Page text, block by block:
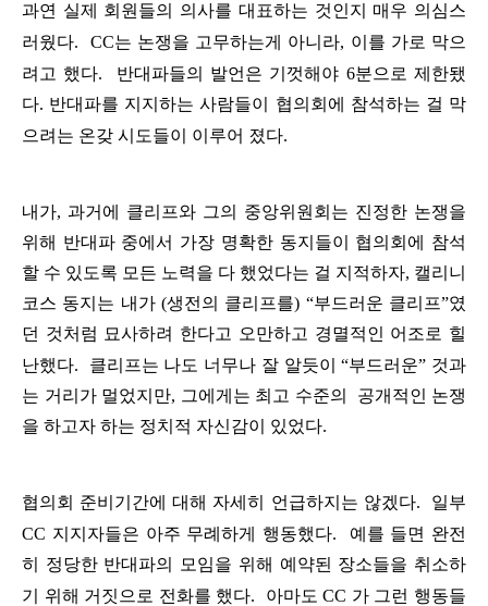
과연 실제 회원들의 의사를 대표하는 것인지 매우 의심스
러웠다. CC는 논쟁을 고무하는게 아니라, 이를 가로 막으
려고 했다. 반대파들의 발언은 기껏해야 6분으로 제한됐
다. 반대파를 지지하는 사람들이 협의회에 참석하는 걸 막
으려는 온갖 시도들이 이루어 졌다.
내가, 과거에 클리프와 그의 중앙위원회는 진정한 논쟁을
위해 반대파 중에서 가장 명확한 동지들이 협의회에
참석
할 수 있도록 모든 노력을 다 했었다는 걸 지적하자, 캘리니
코스 동지는 내가 (생전의 클리프를) “부드러운 클리프”였
던 것처럼 묘사하려 한다고 오만하고 경멸적인 어조로 힐
난했다. 클리프는 나도 너무나 잘 알듯이 “부드러운” 것과
는 거리가 멀었지만, 그에게는 최고 수준의 공개적인 논쟁
을 하고자 하는 정치적 자신감이 있었다.
협의회 준비기간에 대해 자세히 언급하지는 않겠다.
일부
CC 지지자들은 아주 무례하게 행동했다. 예를 들면 완전
히
정당한 반대파의 모임을 위해 예약된 장소들을 취소하
기
위해 거짓으로 전화를 했다. 아마도 CC 가 그런 행동들